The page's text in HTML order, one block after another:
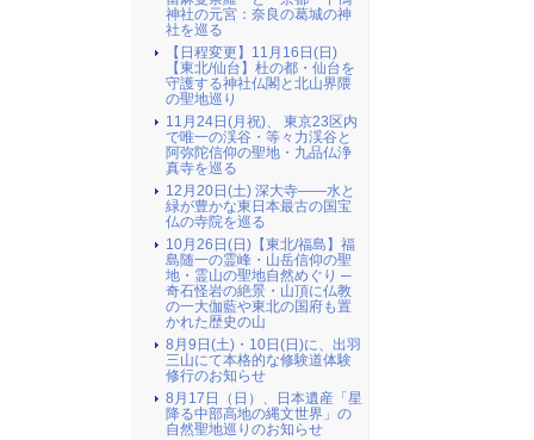
神社の元宮：奈良の葛城の神
社を巡る
【日程変更】11月16日(日)
【東北/仙台】杜の都・仙台を
守護する神社仏閣と北山界隈
の聖地巡り
11月24日(月祝)、 東京23区内
で唯一の渓谷・等々力渓谷と
阿弥陀信仰の聖地・九品仏浄
真寺を巡る
12月20日(土) 深大寺――水と
緑が豊かな東日本最古の国宝
仏の寺院を巡る
10月26日(日)【東北/福島】福
島随一の霊峰・山岳信仰の聖
地・霊山の聖地自然めぐり ─
奇石怪岩の絶景・山頂に仏教
の一大伽藍や東北の国府も置
かれた歴史の山
8月9日(土)・10日(日)に、出羽
三山にて本格的な修験道体験
修行のお知らせ
8月17日（日）、日本遺産「星
降る中部高地の縄文世界」の
自然聖地巡りのお知らせ